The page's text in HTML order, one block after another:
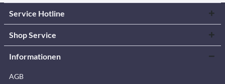
Service Hotline
Shop Service
Informationen
AGB